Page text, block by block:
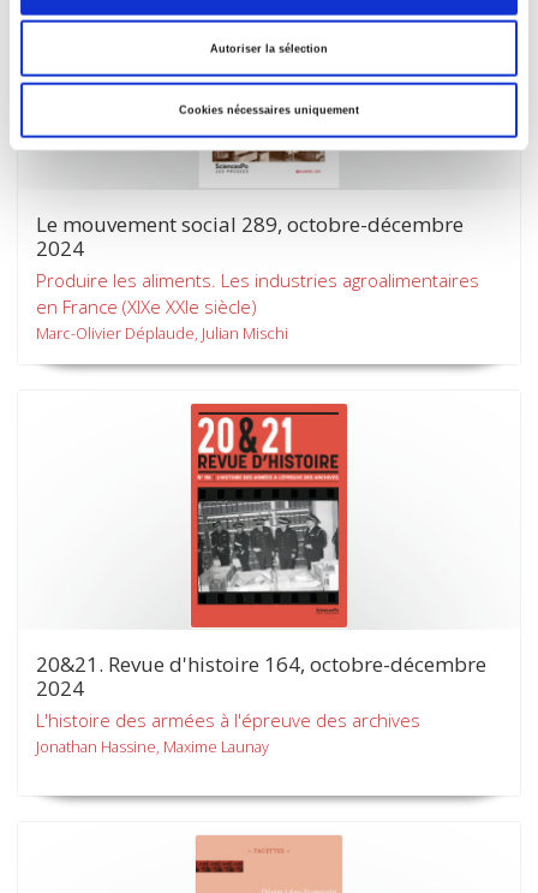
Autoriser la sélection
Cookies nécessaires uniquement
Le mouvement social 289, octobre-décembre
2024
Produire les aliments. Les industries agroalimentaires
en France (XIXe XXIe siècle)
Marc-Olivier Déplaude, Julian Mischi
20&21. Revue d'histoire 164, octobre-décembre
2024
L'histoire des armées à l'épreuve des archives
Jonathan Hassine, Maxime Launay